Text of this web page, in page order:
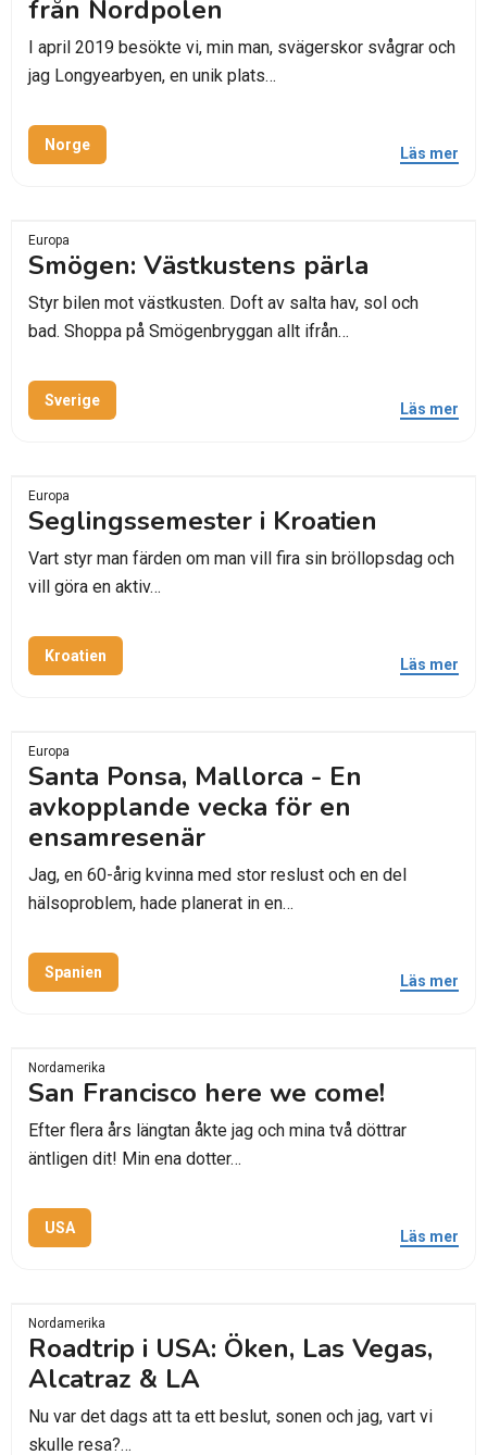
från Nordpolen
I april 2019 besökte vi, min man, svägerskor svågrar och
jag Longyearbyen, en unik plats…
Norge Läs mer
Europa
Smögen: Västkustens pärla
Styr bilen mot västkusten. Doft av salta hav, sol och
bad. Shoppa på Smögenbryggan allt ifrån…
Sverige Läs mer
Europa
Seglingssemester i Kroatien
Vart styr man färden om man vill fira sin bröllopsdag och
vill göra en aktiv…
Kroatien Läs mer
Europa
Santa Ponsa, Mallorca - En
avkopplande vecka för en
ensamresenär
Jag, en 60-årig kvinna med stor reslust och en del
hälsoproblem, hade planerat in en…
Spanien Läs mer
Nordamerika
San Francisco here we come!
Efter flera års längtan åkte jag och mina två döttrar
äntligen dit! Min ena dotter…
USA Läs mer
Nordamerika
Roadtrip i USA: Öken, Las Vegas,
Alcatraz & LA
Nu var det dags att ta ett beslut, sonen och jag, vart vi
skulle resa?…